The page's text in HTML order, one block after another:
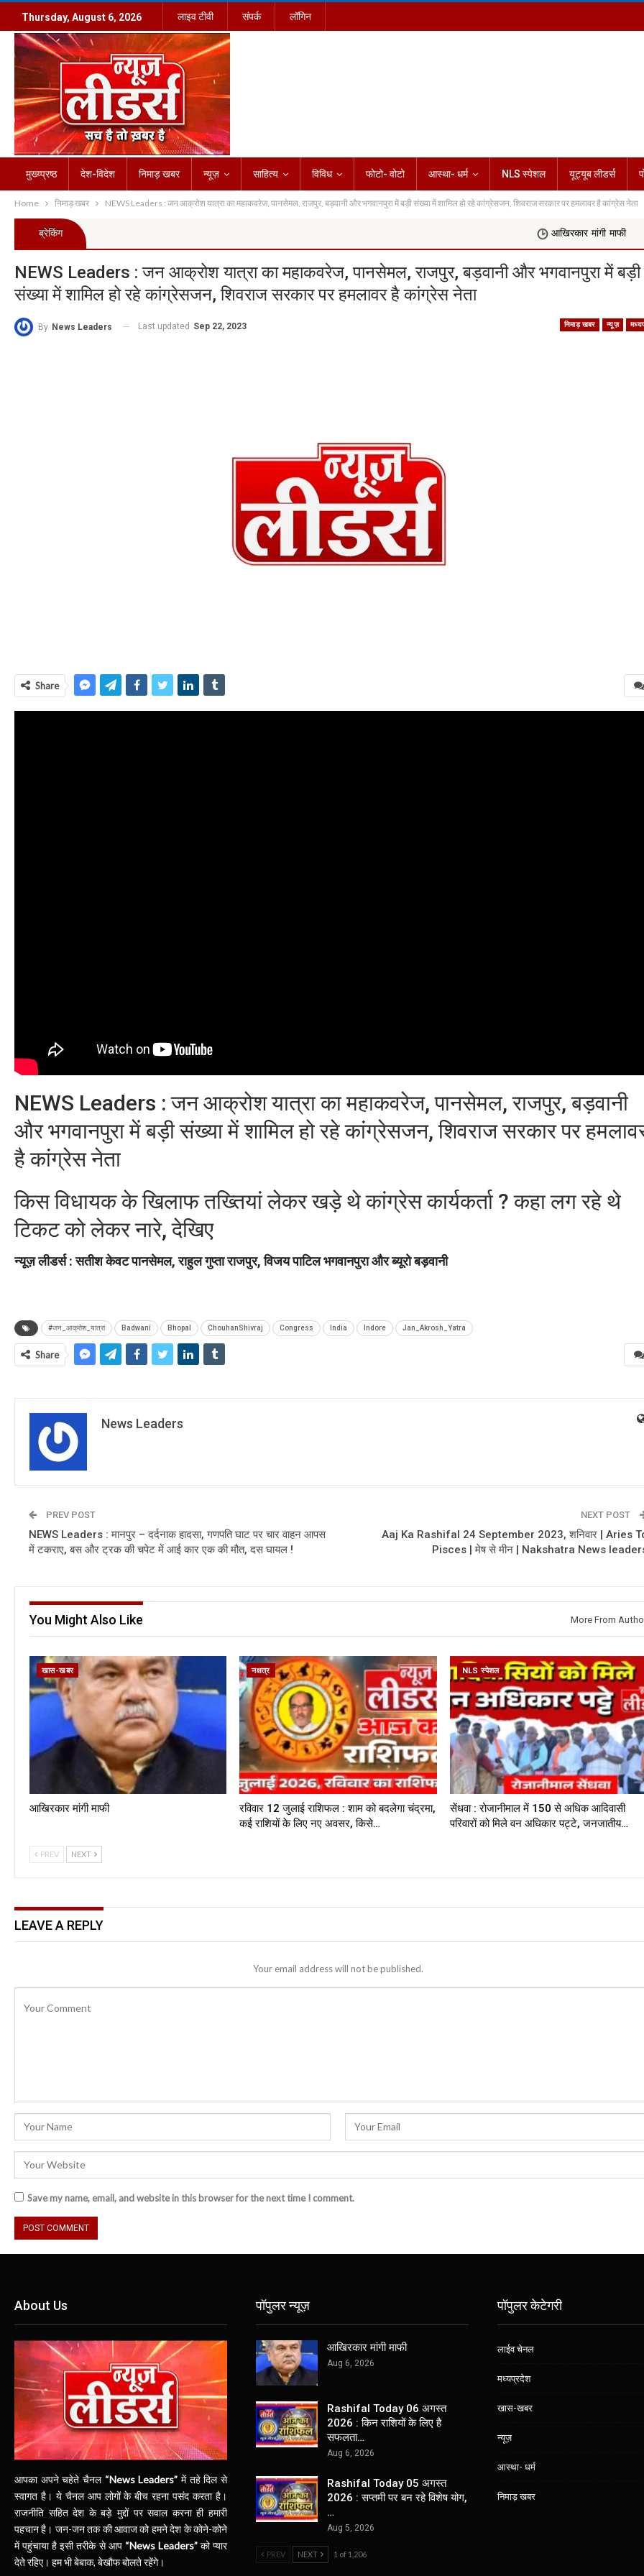
Thursday, August 6, 2026 लाइव टीवी संपर्क लॉगिन
मुख्य्प्रष्ठ देश-विदेश निमाड़ खबर न्यूज़ साहित्य विविध फोटो- वोटो आस्था- धर्म NLS स्पेशल यूट्यूब लीडर्स
Home निमाड़ खबर NEWS Leaders : जन आक्रोश यात्रा का महाकवरेज, पानसेमल, राजपुर, बड़वानी और भगवानपुरा में बड़ी संख्या में शामिल हो रहे कांग्रेसजन, शिवराज सरकार पर हमलावर है कांग्रेस नेता
ब्रेकिंग आखिरकार मांगी माफी Rashifal
NEWS Leaders : जन आक्रोश यात्रा का महाकवरेज, पानसेमल, राजपुर, बड़वानी और भगवानपुरा में बड़ी
संख्या में शामिल हो रहे कांग्रेसजन, शिवराज सरकार पर हमलावर है कांग्रेस नेता
निमाड़ खबर न्यूज़
By News Leaders Last updated Sep 22, 2023
Share
NEWS Leaders : जन आक्रोश यात्रा का महाकवरेज, पानसेमल, राजपुर, बड़वानी
और भगवानपुरा में बड़ी संख्या में शामिल हो रहे कांग्रेसजन, शिवराज सरकार पर
है कांग्रेस नेता
किस विधायक के खिलाफ तख्तियां लेकर खड़े थे कांग्रेस कार्यकर्ता ? कहा लग रहे थे
टिकट को लेकर नारे, देखिए
न्यूज़ लीडर्स : सतीश केवट पानसेमल, राहुल गुप्ता राजपुर, विजय पाटिल भगवानपुरा और ब्यूरो बड़वानी
#जन_आक्रोश_यात्रा Badwani Bhopal ChouhanShivraj Congress India Indore Jan_Akrosh_Yatra
Share
News Leaders
PREV POST
NEWS Leaders : मानपुर – दर्दनाक हादसा, गणपति घाट पर चार वाहन आपस
में टकराए, बस और ट्रक की चपेट में आई कार एक की मौत, दस घायल !
NEXT POST
Aaj Ka Rashifal 24 September 2023, शनिवार | Aries
Pisces | मेष से मीन | Nakshatra News
You Might Also Like More From
खास-खबर
आखिरकार मांगी माफी
नक्षत्र
रविवार 12 जुलाई राशिफल : शाम को बदलेगा चंद्रमा,
कई राशियों के लिए नए अवसर, किसे…
NLS स्पेशल
सेंधवा : रोजानीमाल में 150 से अधिक आदिवासी
परिवारों को मिले वन अधिकार पट्टे, जनजातीय…
PREV NEXT
LEAVE A REPLY
Your email address will not be published.
Save my name, email, and website in this browser for the next time I comment.
About Us
आपका अपने चहेते चैनल “News Leaders” में तहे दिल से
स्वागत है। ये चैनल आप लोगों के बीच रहना पसंद करता है।
राजनीति सहित देश के बड़े मुद्दों पर सवाल करना ही हमारी
पहचान है। जन-जन तक की आवाज को हमने देश के कोने-कोने
में पहुंचाया है इसी तरीके से आप “News Leaders”को प्यार
देते रहिए। हम भी बेबाक, बेखौफ बोलते रहेंगे।
पॉपुलर न्यूज़
आखिरकार मांगी माफी
Aug 6, 2026
Rashifal Today 06 अगस्त
2026 : किन राशियों के लिए है
सफलता…
Aug 6, 2026
Rashifal Today 05 अगस्त
2026 : सप्तमी पर बन रहे विशेष योग,
…
Aug 5, 2026
PREV NEXT 1 of 1,206
पॉपुलर केटेगरी
लाईव चेनल
मध्यप्रदेश
खास-खबर
न्यूज़
आस्था- धर्म
निमाड़ खबर